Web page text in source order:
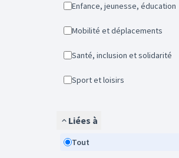
Enfance, jeunesse, éducation
Mobilité et déplacements
Santé, inclusion et solidarité
Sport et loisirs
Liées à
Tout